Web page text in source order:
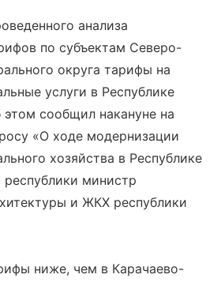
анализа
по субъектам Северо-
округа тарифы на
услуги в Республике
сообщил накануне на
«О ходе модернизации
хозяйства в Республике
республики министр
и ЖКХ республики
ниже, чем в Карачаево-